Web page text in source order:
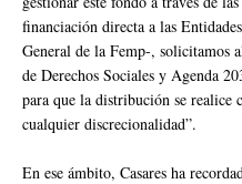
financiación directa a las
General de la Femp-, solicitamos
de Derechos Sociales y Agenda
para que la distribución se realice
cualquier discrecionalidad”.
En ese ámbito, Casares ha